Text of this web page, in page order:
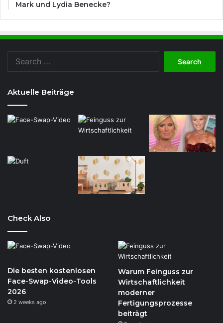
Mark und Lydia Benecke?
Aktuelle Beiträge
Check Also
Die besten kostenlosen
Face-Swap-Video-Tools
2026
2 weeks ago
Warum Feinguss zur
Wirtschaftlichkeit
moderner
Fertigungsprozesse
beiträgt